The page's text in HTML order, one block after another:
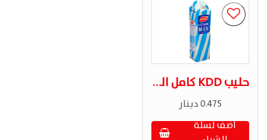
حليب KDD كامل الدسم 1لتر
0.475 دينار
أضف لسلة